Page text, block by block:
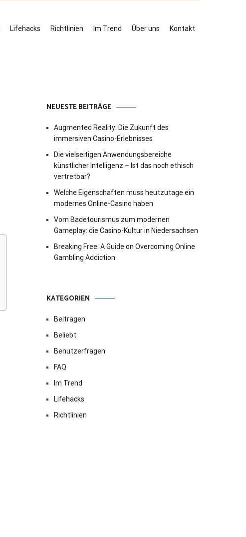
Lifehacks Richtlinien Im Trend Über uns Kontakt
NEUESTE BEITRÄGE
Augmented Reality: Die Zukunft des
immersiven Casino-Erlebnisses
Die vielseitigen Anwendungsbereiche
künstlicher Intelligenz – Ist das noch ethisch
vertretbar?
Welche Eigenschaften muss heutzutage ein
modernes Online-Casino haben
Vom Badetourismus zum modernen
Gameplay: die Casino-Kultur in Niedersachsen
Breaking Free: A Guide on Overcoming Online
Gambling Addiction
KATEGORIEN
Beitragen
Beliebt
Benutzerfragen
FAQ
Im Trend
Lifehacks
Richtlinien